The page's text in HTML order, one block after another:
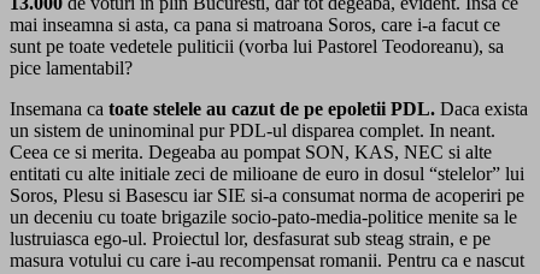
mai inseamna si asta, ca pana si matroana Soros, care i-a facut ce
sunt pe toate vedetele puliticii (vorba lui Pastorel Teodoreanu), sa
pice lamentabil?
Insemana ca toate stelele au cazut de pe epoletii PDL. Daca exista
un sistem de uninominal pur PDL-ul disparea complet. In neant.
Ceea ce si merita. Degeaba au pompat SON, KAS, NEC si alte
entitati cu alte initiale zeci de milioane de euro in dosul “stelelor” lui
Soros, Plesu si Basescu iar SIE si-a consumat norma de acoperiri pe
un deceniu cu toate brigazile socio-pato-media-politice menite sa le
lustruiasca ego-ul. Proiectul lor, desfasurat sub steag strain, e pe
masura votului cu care i-au recompensat romanii. Pentru ca e nascut